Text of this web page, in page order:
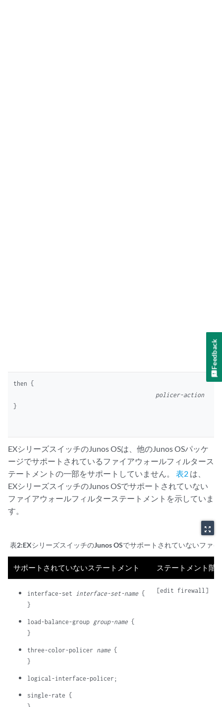
then {
policer-action
EXシリーズスイッチのJunos OSは、他のJunos OSパッケ
ージでサポートされているファイアウォールフィルタース
テートメントの一部をサポートしていません。 表2 は、
EXシリーズスイッチのJunos OSでサポートされていない
ファイアウォールフィルターステートメントを示していま
す。
zoom_out_map
表2:EXシリーズスイッチのJunos OSでサポートされていないファ
サポートされていないステートメント ステートメント階
interface-set interface-set-name {
load-balance-group group-name {
three-color-policer name {
single-rate {
Feedback